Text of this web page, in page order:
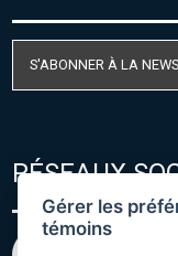
S'ABONNER À LA
RÉSEAUX
Gérer les
témoins